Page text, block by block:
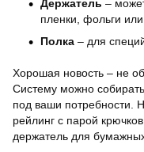
Держатель –
пленки, фольги
Полка – для
Хорошая новость – не
Систему можно
под ваши потребности.
рейлинг с парой
держатель для